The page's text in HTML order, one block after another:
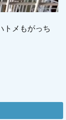
トメもがっち